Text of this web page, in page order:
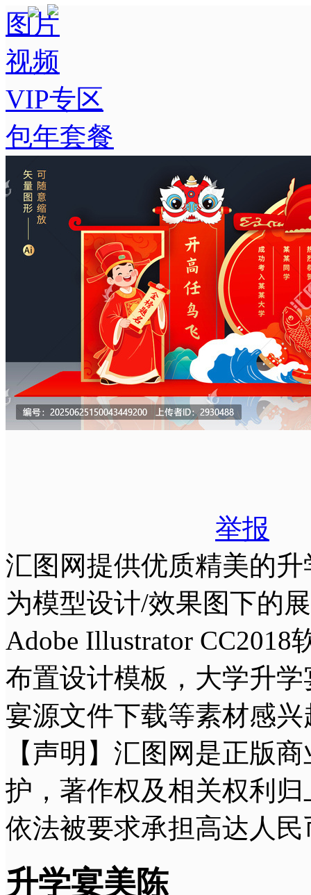
图片
视频
VIP专区
包年套餐
举报
汇图网提供优质精美的
为模型设计/效果图下的
Adobe Illustrator
布置设计模板，大学升
宴源文件下载等素材感兴
【声明】汇图网是正版
护，著作权及相关权利
依法被要求承担高达人
升学宴美陈